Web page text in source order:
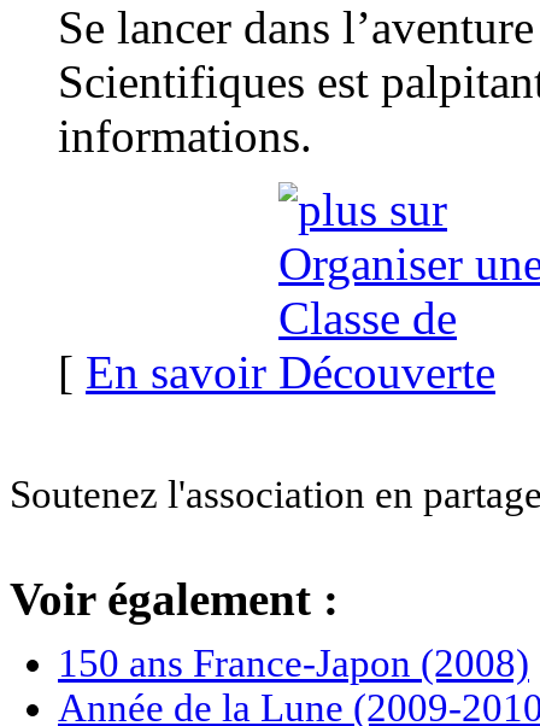
Se lancer dans
Scientifiques est
informations.
[ En savoir
Soutenez l'association en
Voir également :
150 ans France-Japon (2008)
Année de la Lune (2009-